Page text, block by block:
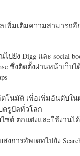
พิ่มเติมความสามารถอี
ยัง Digg และ social
ซึ่งติดตั้งผ่านหน้าเว็บไ
ตโนมัติ เพื่อเพิ่มอันดับใ
รูปัลทั่วโลก
ซต์ ตกแต่งและใช้งานไ
การอัพเดทไปยัง